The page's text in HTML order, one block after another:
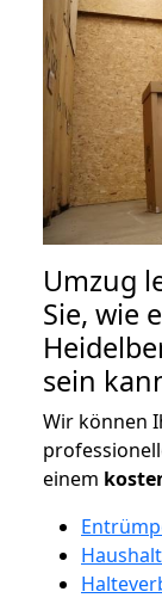
Umzug
Sie, wie
sein
Wir können
einem